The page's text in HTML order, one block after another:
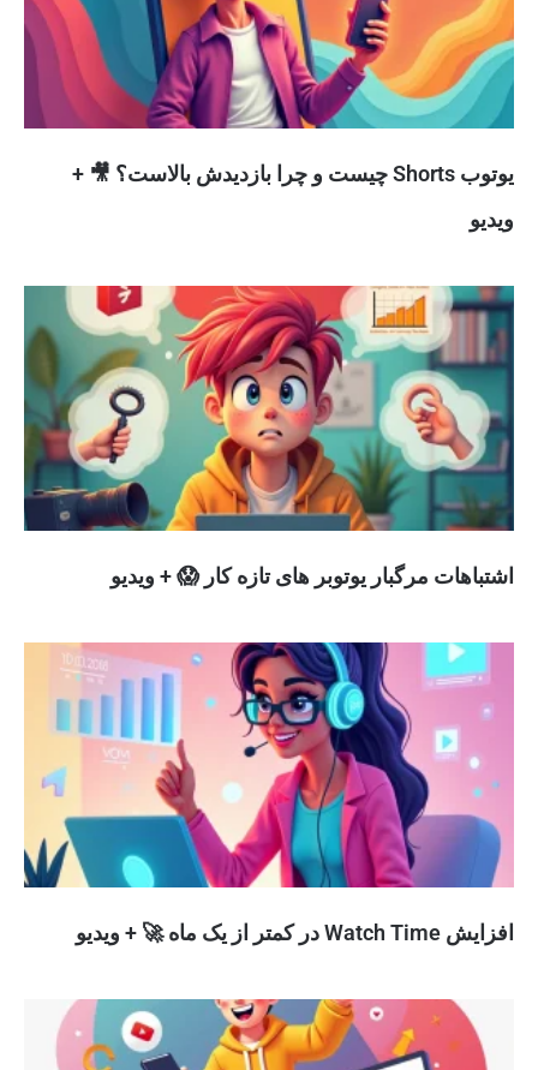
یوتوب Shorts چیست و چرا بازدیدش بالاست؟ 🎥 +
ویدیو
اشتباهات مرگبار یوتوبر های تازه کار 😱 + ویدیو
افزایش Watch Time در کمتر از یک ماه 🚀 + ویدیو